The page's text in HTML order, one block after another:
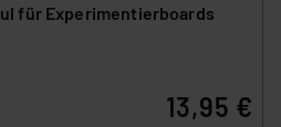
für Experimentierboards
13,95 €